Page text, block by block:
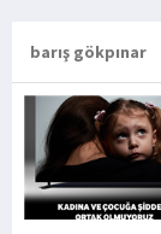
barış gökpınar